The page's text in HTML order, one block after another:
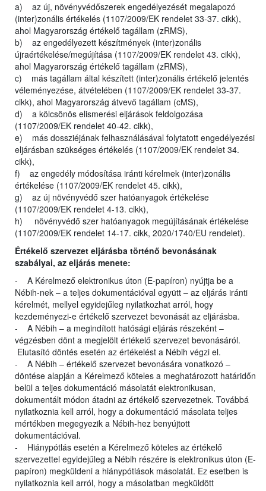
a) az új, növényvédőszerek engedélyezését megalapozó
(inter)zonális értékelés (1107/2009/EK rendelet 33-37. cikk),
ahol Magyarország értékelő tagállam (zRMS),
b) az engedélyezett készítmények (inter)zonális
újraértékelése/megújítása (1107/2009/EK rendelet 43. cikk),
ahol Magyarország értékelő tagállam (zRMS),
c) más tagállam által készített (inter)zonális értékelő jelentés
véleményezése, átvételében (1107/2009/EK rendelet 33-37.
cikk), ahol Magyarország átvevő tagállam (cMS),
d) a kölcsönös elismerési eljárások feldolgozása
(1107/2009/EK rendelet 40-42. cikk),
e) más dossziéjának felhasználásával folytatott engedélyezési
eljárásban szükséges értékelés (1107/2009/EK rendelet 34.
cikk),
f) az engedély módosítása iránti kérelmek (inter)zonális
értékelése (1107/2009/EK rendelet 45. cikk),
g) az új növényvédő szer hatóanyagok értékelése
(1107/2009/EK rendelet 4-13. cikk),
h) növényvédő szer hatóanyagok megújításának értékelése
(1107/2009/EK rendelet 14-17. cikk, 2020/1740/EU rendelet).
Értékelő szervezet eljárásba történő bevonásának
szabályai, az eljárás menete:
- A Kérelmező elektronikus úton (E-papíron) nyújtja be a
Nébih-nek – a teljes dokumentációval együtt – az eljárás iránti
kérelmét, mellyel egyidejűleg nyilatkozhat arról, hogy
kezdeményezi-e értékelő szervezet bevonását az eljárásba.
- A Nébih – a megindított hatósági eljárás részeként –
végzésben dönt a megjelölt értékelő szervezet bevonásáról.
Elutasító döntés esetén az értékelést a Nébih végzi el.
- A Nébih – értékelő szervezet bevonására vonatkozó –
döntése alapján a Kérelmező köteles a meghatározott határidőn
belül a teljes dokumentáció másolatát elektronikusan,
dokumentált módon átadni az értékelő szervezetnek. Továbbá
nyilatkoznia kell arról, hogy a dokumentáció másolata teljes
mértékben megegyezik a Nébih-hez benyújtott
dokumentációval.
- Hiánypótlás esetén a Kérelmező köteles az értékelő
szervezettel egyidejűleg a Nébih részére is elektronikus úton (E-
papíron) megküldeni a hiánypótlások másolatát. Ez esetben is
nyilatkoznia kell arról, hogy a másolatban megküldött